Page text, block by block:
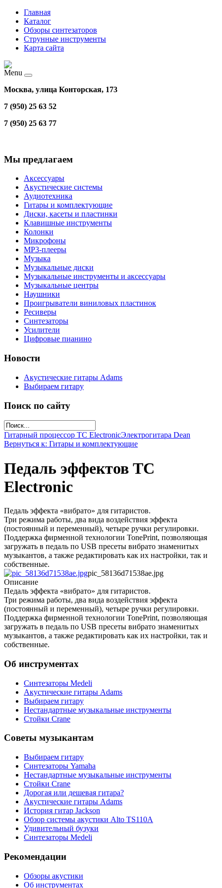
Главная
Каталог
Обзоры синтезаторов
Струнные инструменты
Карта сайта
Menu
Москва, улица Конторская, 173
7 (950) 25 63 52
7 (950) 25 63 77
Мы предлагаем
Аксессуары
Акустические системы
Аудиотехника
Гитары и комплектующие
Диски, касеты и пластинки
Клавишные инструменты
Колонки
Микрофоны
МР3-плееры
Музыка
Музыкальные диски
Музыкальные инструменты и аксессуары
Музыкальные центры
Наушники
Проигрыватели виниловых пластинок
Ресиверы
Синтезаторы
Усилители
Цифровые пианино
Новости
Акустические гитары Adams
Выбираем гитару
Поиск по сайту
Гитарный процессор TC ElectronicЭлектрогитара Dean
Вернуться к: Гитары и комплектующие
Педаль эффектов TC
Electronic
Педаль эффекта «вибрато» для гитаристов.
Три режима работы, два вида воздействия эффекта
(постоянный и переменный), четыре ручки регулировки.
Поддержка фирменной технологии TonePrint, позволяющая
загружать в педаль по USB пресеты вибрато знаменитых
музыкантов, а также редактировать как их настройки, так и
собственные.
pic_58136d71538ae.jpg
Описание
Педаль эффекта «вибрато» для гитаристов.
Три режима работы, два вида воздействия эффекта
(постоянный и переменный), четыре ручки регулировки.
Поддержка фирменной технологии TonePrint, позволяющая
загружать в педаль по USB пресеты вибрато знаменитых
музыкантов, а также редактировать как их настройки, так и
собственные.
Об инструментах
Синтезаторы Мedeli
Акустические гитары Adams
Выбираем гитару
Нестандартные музыкальные инструменты
Стойки Crane
Советы музыкантам
Выбираем гитару
Синтезаторы Yamaha
Нестандартные музыкальные инструменты
Стойки Crane
Дорогая или дешевая гитара?
Акустические гитары Adams
История гитар Jackson
Обзор системы акустики Alto TS110A
Удивительный бузуки
Синтезаторы Мedeli
Рекомендации
Обзоры акустики
Об инструментах